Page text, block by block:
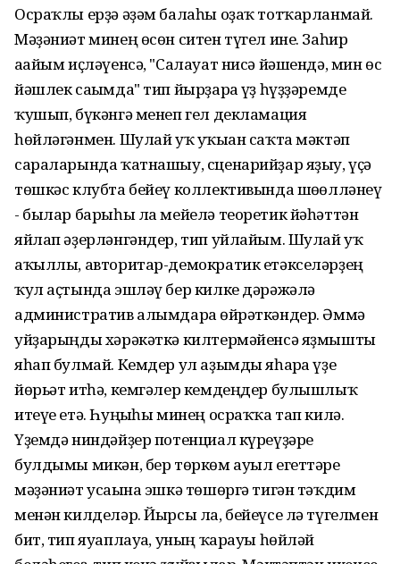
Осраҡлы ерҙә әҙәм балаһы оҙаҡ тотҡарланмай.
Мәҙәниәт минең өсөн ситен түгел ине. Заһир
ағайым иҫләүенсә, "Салауат нисә йәшендә, мин өс
йәшлек сағымда" тип йырҙарға үҙ һүҙҙәремде
ҡушып, бүкәнгә менеп гел декламация
һөйләгәнмен. Шулай уҡ уҡыған саҡта мәктәп
сараларында ҡатнашыу, сценарийҙар яҙыу, үҫә
төшкәс клубта бейеү коллективында шөғөлләнеү
- былар барыһы ла мейелә теоретик йәһәттән
яйлап әҙерләнгәндер, тип уйлайым. Шулай уҡ
аҡыллы, авторитар-демократик етәкселәрҙең
ҡул аҫтында эшләү бер килке дәрәжәлә
административ алымдарға өйрәткәндер. Әммә
уйҙарыңды хәрәкәткә килтермәйенсә яҙмышты
яһап булмай. Кемдер ул аҙымды яһарға үҙе
йөрьәт итһә, кемгәлер кемдеңдер булышлыҡ
итеүе етә. Һуңғыһы минең осраҡҡа тап килә.
Үҙемдә ниндәйҙер потенциал күреүҙәре
булдымы микән, бер төркөм ауыл егеттәре
мәҙәниәт усағына эшкә төшөргә тигән тәҡдим
менән килделәр. Йырсы ла, бейеүсе лә түгелмен
бит, тип яуаплауға, уның ҡарауы һөйләй